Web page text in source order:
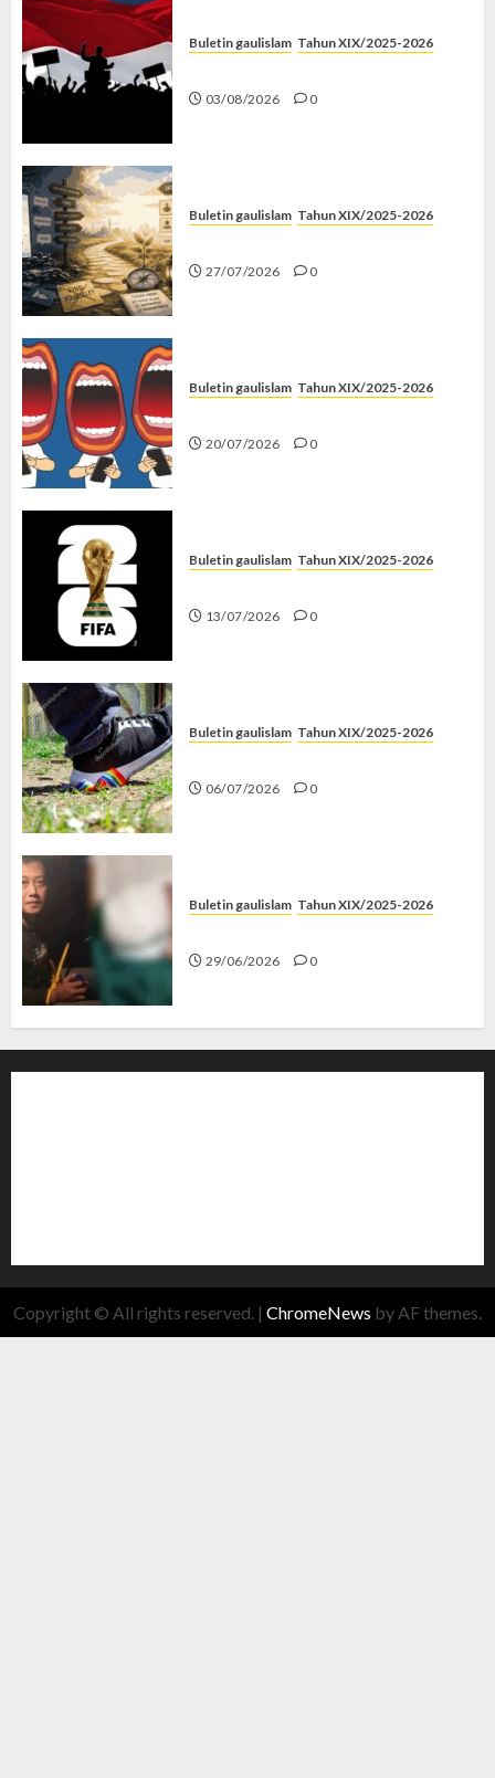
Buletin gaulislam Tahun XIX/2025-2026
03/08/2026 0
Buletin gaulislam Tahun XIX/2025-2026
27/07/2026 0
Buletin gaulislam Tahun XIX/2025-2026
20/07/2026 0
Buletin gaulislam Tahun XIX/2025-2026
13/07/2026 0
Buletin gaulislam Tahun XIX/2025-2026
06/07/2026 0
Buletin gaulislam Tahun XIX/2025-2026
29/06/2026 0
Copyright © All rights reserved. | ChromeNews by AF themes.